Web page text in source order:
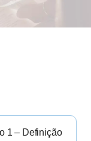
1 – Definição